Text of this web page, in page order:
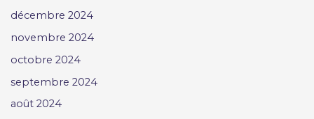
décembre 2024
novembre 2024
octobre 2024
septembre 2024
août 2024